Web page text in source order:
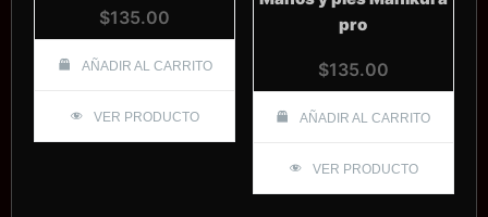
$135.00
AÑADIR AL CARRITO
VER PRODUCTO
pro
$135.00
AÑADIR AL CARRITO
VER PRODUCTO